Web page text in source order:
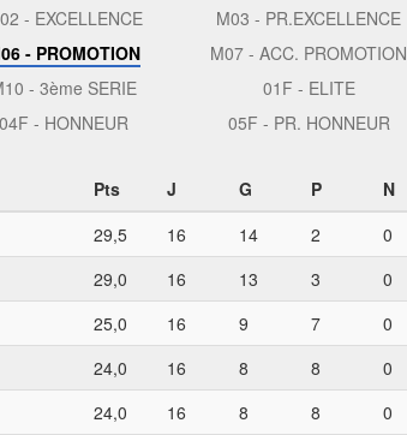
- EXCELLENCE M03 - PR.EXCELLENCE
- PROMOTION M07 - ACC. PROMOTION
- 3ème SERIE 01F - ELITE
04F - HONNEUR 05F - PR. HONNEUR
Pts J G P N
29,5 16 14 2 0
29,0 16 13 3 0
25,0 16 9 7 0
24,0 16 8 8 0
24,0 16 8 8 0